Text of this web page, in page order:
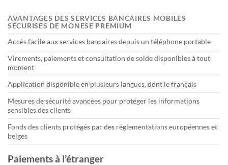
AVANTAGES DES SERVICES BANCAIRES MOBILES
SÉCURISÉS DE MONESE PREMIUM
Accès facile aux services bancaires depuis un téléphone portable
Virements, paiements et consultation de solde disponibles à tout
moment
Application disponible en plusieurs langues, dont le français
Mesures de sécurité avancées pour protéger les informations
sensibles des clients
Fonds des clients protégés par des réglementations européennes et
belges
Paiements à l’étranger